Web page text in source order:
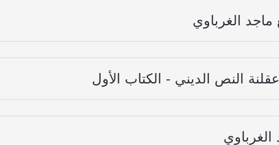
الغرباوي
النص الديني - الكتاب الأول